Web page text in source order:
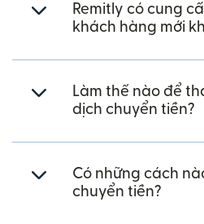
Remitly có cung
khách hàng mới
Làm thế nào để
dịch chuyển tiền?
Có những cách
chuyển tiền?